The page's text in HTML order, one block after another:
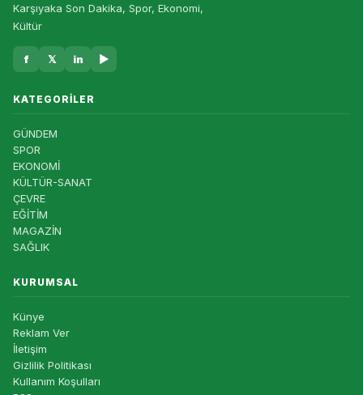
Karşıyaka Son Dakika, Spor, Ekonomi,
Kültür
f 𝕏 in ▶
KATEGORILER
GÜNDEM
SPOR
EKONOMİ
KÜLTÜR-SANAT
ÇEVRE
EĞİTİM
MAGAZİN
SAĞLIK
KURUMSAL
Künye
Reklam Ver
İletişim
Gizlilik Politikası
Kullanım Koşulları